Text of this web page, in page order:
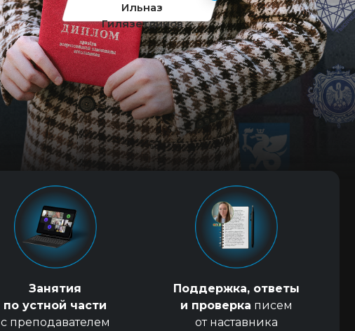
Ильназ
Гилязетдинов
Поддержка, ответы
и проверка писем
от наставника
Занятия
по устной части
с преподавателем